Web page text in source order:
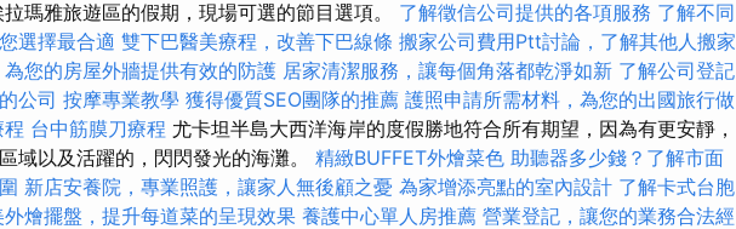
瑪雅旅遊區的假期，現場可選的節目選項。 了解徵信公司提供的各項服務 了解不同
選擇最合適 雙下巴醫美療程，改善下巴線條 搬家公司費用Ptt討論，了解其他人搬家
您的房屋外牆提供有效的防護 居家清潔服務，讓每個角落都乾淨如新 了解公司登記
公司 按摩專業教學 獲得優質SEO團隊的推薦 護照申請所需材料，為您的出國旅行做
台中筋膜刀療程 尤卡坦半島大西洋海岸的度假勝地符合所有期望，因為有更安靜，
域以及活躍的，閃閃發光的海灘。 精緻BUFFET外燴菜色 助聽器多少錢？了解市面
新店安養院，專業照護，讓家人無後顧之憂 為家增添亮點的室內設計 了解卡式台胞
外燴擺盤，提升每道菜的呈現效果 養護中心單人房推薦 營業登記，讓您的業務合法經